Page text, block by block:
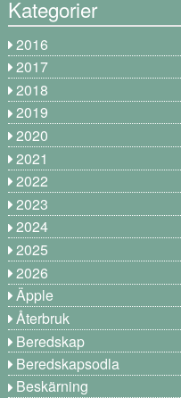
Kategorier
2016
2017
2018
2019
2020
2021
2022
2023
2024
2025
2026
Äpple
Återbruk
Beredskap
Beredskapsodla
Beskärning